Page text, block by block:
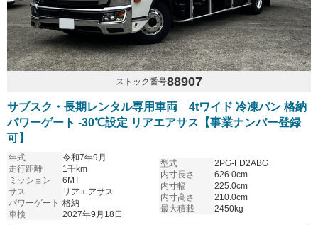
ストック番号88907
サブスク・長期レンタル専用車両 4tワイド 冷凍バン 格納
パワーゲート -30℃設定 リアエアサス【事業ナンバー登録
可】
年式
令和7年9月
走行距離
1千km
ミッション
6MT
サス
リアエアサス
パワーゲート 格納
車検
2027年9月18日
型式
2PG-FD2ABG
内寸長さ
626.0cm
内寸幅
225.0cm
内寸高さ
210.0cm
最大積載
2450kg